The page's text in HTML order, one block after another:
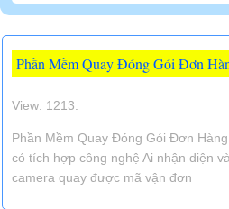
Phần Mềm Quay Đóng Gói Đơn
View: 1213.
Phần Mềm Quay Đóng Gói Đơn
có tích hợp công nghệ Ai nhận diện
camera quay được mã vận đơn